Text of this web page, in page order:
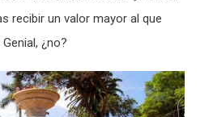
recibir un valor mayor al que
¿no?